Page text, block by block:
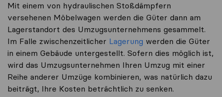
Mit einem von hydraulischen Stoßdämpfern
versehenen Möbelwagen werden die Güter dann am
Lagerstandort des Umzugsunternehmens gesammelt.
Im Falle zwischenzeitlicher Lagerung werden die Güter
in einem Gebäude untergestellt. Sofern dies möglich ist,
wird das Umzugsunternehmen Ihren Umzug mit einer
Reihe anderer Umzüge kombinieren, was natürlich dazu
beiträgt, Ihre Kosten beträchtlich zu senken.